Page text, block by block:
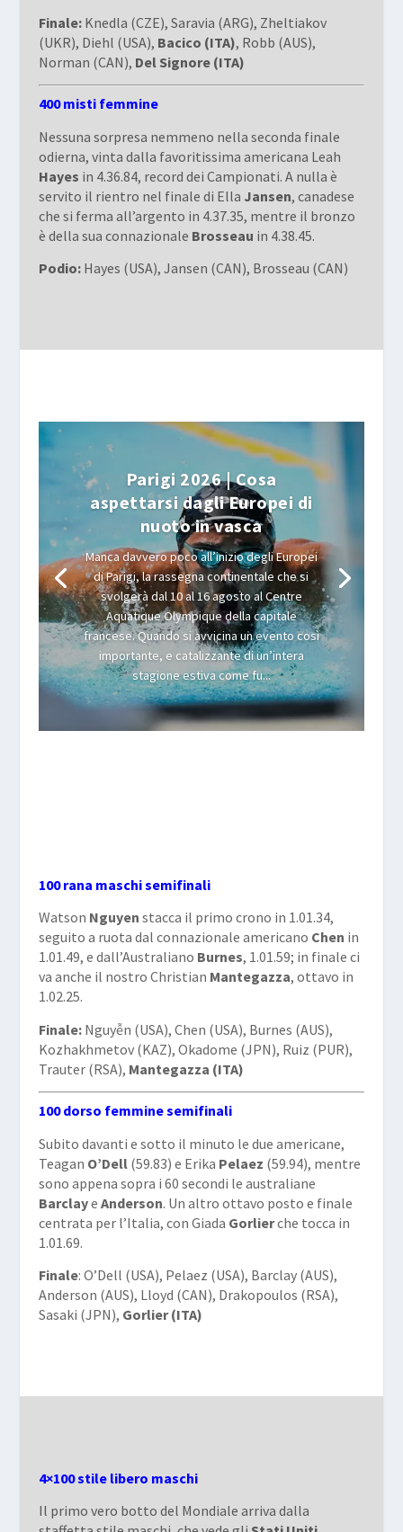
Finale: Knedla (CZE), Saravia (ARG), Zheltiakov
(UKR), Diehl (USA), Bacico (ITA), Robb (AUS),
Norman (CAN), Del Signore (ITA)
400 misti femmine
Nessuna sorpresa nemmeno nella seconda finale
odierna, vinta dalla favoritissima americana Leah
Hayes in 4.36.84, record dei Campionati. A nulla è
servito il rientro nel finale di Ella Jansen, canadese
che si ferma all’argento in 4.37.35, mentre il bronzo
è della sua connazionale Brosseau in 4.38.45.
Podio: Hayes (USA), Jansen (CAN), Brosseau (CAN)
Parigi 2026 | Cosa
aspettarsi dagli Europei di
nuoto in vasca
Manca davvero poco all’inizio degli Europei
di Parigi, la rassegna continentale che si
svolgerà dal 10 al 16 agosto al Centre
Aquatique Olympique della capitale
francese. Quando si avvicina un evento così
importante, e catalizzante di un’intera
stagione estiva come fu...
100 rana maschi semifinali
Watson Nguyen stacca il primo crono in 1.01.34,
seguito a ruota dal connazionale americano Chen in
1.01.49, e dall’Australiano Burnes, 1.01.59; in finale ci
va anche il nostro Christian Mantegazza, ottavo in
1.02.25.
Finale: Nguyễn (USA), Chen (USA), Burnes (AUS),
Kozhakhmetov (KAZ), Okadome (JPN), Ruiz (PUR),
Trauter (RSA), Mantegazza (ITA)
100 dorso femmine semifinali
Subito davanti e sotto il minuto le due americane,
Teagan O’Dell(59.83) e Erika Pelaez (59.94), mentre
sono appena sopra i 60 secondi le australiane
Barclaye Anderson. Un altro ottavo posto e finale
centrata per l’Italia, con Giada Gorlierche tocca in
1.01.69.
Finale: O’Dell (USA), Pelaez (USA), Barclay (AUS),
Anderson (AUS), Lloyd (CAN), Drakopoulos (RSA),
Sasaki (JPN), Gorlier (ITA)
4×100 stile libero maschi
Il primo vero botto del Mondiale arriva dalla